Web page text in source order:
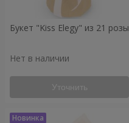
Букет "Kiss Elegy" из 21 розы
Нет в наличии
Уточнить